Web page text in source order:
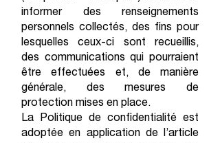
informer des renseignements
personnels collectés, des fins pour
lesquelles ceux-ci sont recueillis,
des communications qui pourraient
être effectuées et, de manière
générale, des mesures de
protection mises en place.
La Politique de confidentialité est
adoptée en application de l’article